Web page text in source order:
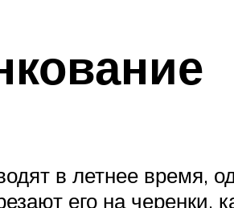
в летнее время,
его на